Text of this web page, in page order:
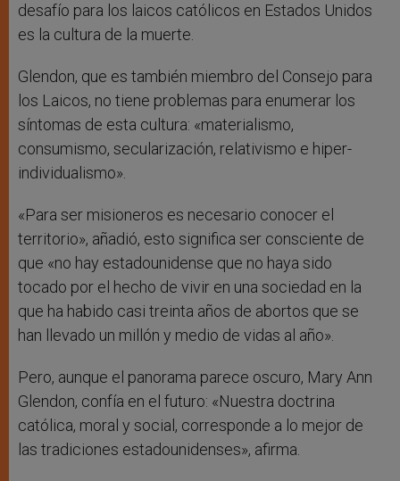
desafío para los laicos católicos en Estados Unidos
es la cultura de la muerte.
Glendon, que es también miembro del Consejo para
los Laicos, no tiene problemas para enumerar los
síntomas de esta cultura: «materialismo,
consumismo, secularización, relativismo e hiper-
individualismo».
«Para ser misioneros es necesario conocer el
territorio», añadió, esto significa ser consciente de
que «no hay estadounidense que no haya sido
tocado por el hecho de vivir en una sociedad en la
que ha habido casi treinta años de abortos que se
han llevado un millón y medio de vidas al año».
Pero, aunque el panorama parece oscuro, Mary Ann
Glendon, confía en el futuro: «Nuestra doctrina
católica, moral y social, corresponde a lo mejor de
las tradiciones estadounidenses», afirma.